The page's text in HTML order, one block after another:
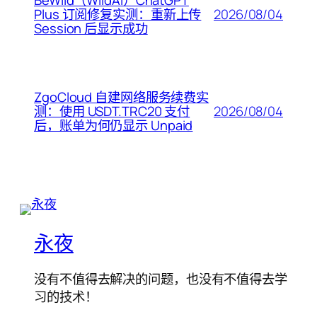
Plus 订阅修复实测：重新上传
Session 后显示成功
2026/08/04
ZgoCloud 自建网络服务续费实
测：使用 USDT.TRC20 支付
后，账单为何仍显示 Unpaid
2026/08/04
永夜
没有不值得去解决的问题，也没有不值得去学
习的技术！